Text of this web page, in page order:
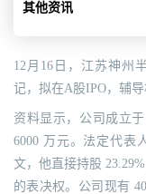
其他资讯
12月16日，江苏神州
记，拟在A股IPO，辅导
资料显示，公司成立
6000 万元。法定代表
文，他直接持股
的表决权。公司现有